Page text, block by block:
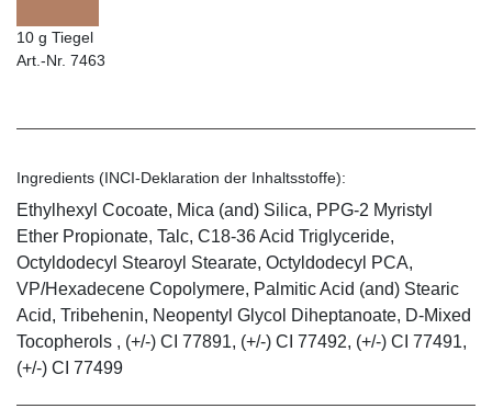
10 g Tiegel
Art.-Nr. 7463
Ingredients (INCI-Deklaration der Inhaltsstoffe):
Ethylhexyl Cocoate, Mica (and) Silica, PPG-2 Myristyl
Ether Propionate, Talc, C18-36 Acid Triglyceride,
Octyldodecyl Stearoyl Stearate, Octyldodecyl PCA,
VP/Hexadecene Copolymere, Palmitic Acid (and) Stearic
Acid, Tribehenin, Neopentyl Glycol Diheptanoate, D-Mixed
Tocopherols , (+/-) CI 77891, (+/-) CI 77492, (+/-) CI 77491,
(+/-) CI 77499